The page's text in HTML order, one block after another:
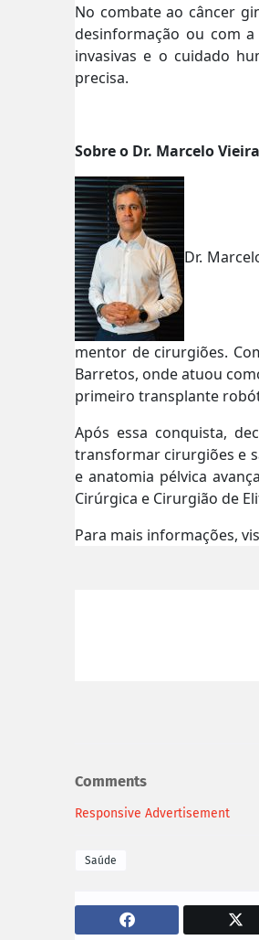
No combate ao câncer
desinformação ou com
invasivas e o cuidado
precisa.
Sobre o Dr. Marcelo Vieira
Dr.
mentor de cirurgiões.
Barretos, onde atuou
primeiro transplante
Após essa conquista,
transformar cirurgiões e
e anatomia pélvica
Cirúrgica e Cirurgião de
Para mais informações,
Comments
Responsive Advertisement
Saúde